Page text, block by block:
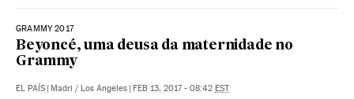
GRAMMY 2017
Beyoncé, uma deusa da maternidade no
Grammy
EL PAÍS | Madri / Los Angeles | FEB 13, 2017 - 08:42 EST